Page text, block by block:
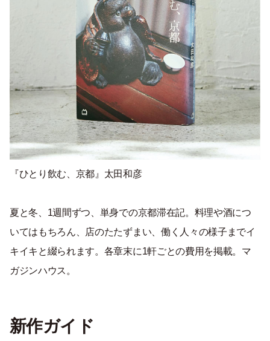
『ひとり飲む、京都』太田和彦
夏と冬、1週間ずつ、単身での京都滞在記。料理や酒につ
いてはもちろん、店のたたずまい、働く人々の様子までイ
キイキと綴られます。各章末に1軒ごとの費用を掲載。マ
ガジンハウス。
新作ガイド